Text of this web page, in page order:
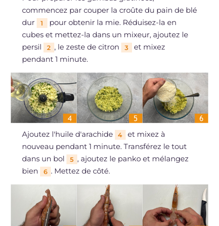
commencez par couper la croûte du pain de blé
dur
1
pour obtenir la mie. Réduisez-la en
cubes et mettez-la dans un mixeur, ajoutez le
persil
2 , le zeste de citron 3
et mixez
pendant 1 minute.
Ajoutez l'huile d'arachide 4
et mixez à
nouveau pendant 1 minute. Transférez le tout
dans un bol
5 , ajoutez le panko et mélangez
bien
6 . Mettez de côté.